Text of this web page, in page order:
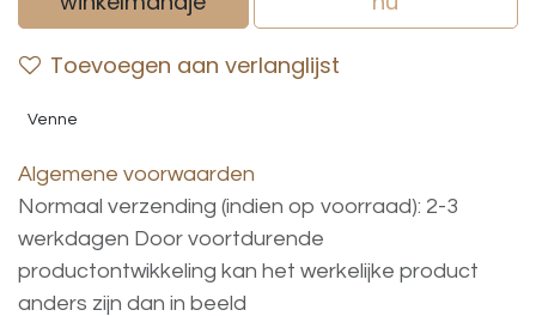
Toevoegen aan verlanglijst
Venne
Algemene voorwaarden
Normaal verzending (indien op voorraad): 2-3
werkdagen Door voortdurende
productontwikkeling kan het werkelijke product
anders zijn dan in beeld